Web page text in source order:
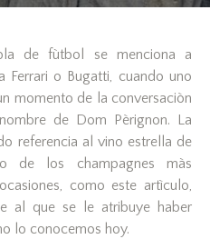
de fùtbol se menciona a
Ferrari o Bugatti, cuando uno
momento de la conversaciòn
de Dom Pèrignon. La
referencia al vino estrella de
de los champagnes màs
como este artìculo,
al que se le atribuye haber
lo conocemos hoy.